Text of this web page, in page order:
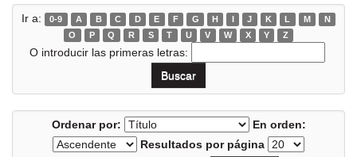
Ir a: 0-9 A B C D E F G H I J K L M
N
O
P Q R S T U V W X Y Z
O introducir las primeras letras:
Ordenar por:
En orden:
Resultados por página